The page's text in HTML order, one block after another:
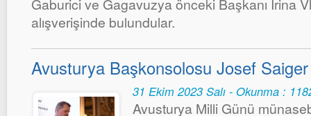
Gaburici ve Gagavuzya önceki Başkanı İrina
alışverişinde bulundular.
Avusturya Başkonsolosu Josef
31 Ekim 2023 Salı - Okunma :
Avusturya Milli Günü